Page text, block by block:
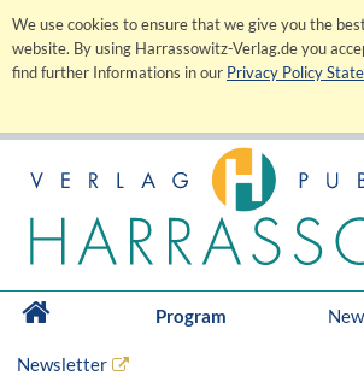
We use cookies to ensure that we give you the
website. By using Harrassowitz-Verlag.de you
find further Informations in our Privacy Policy
Program
Newsletter